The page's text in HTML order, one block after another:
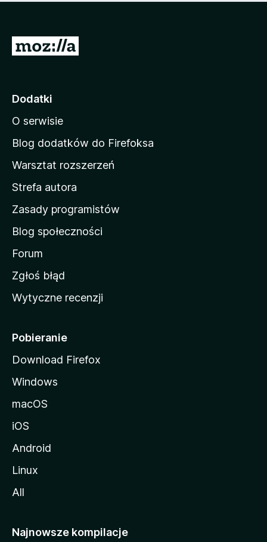
S
o
a
d
m
o
w
M
o
z
l
i
Dodatki
O serwisie
Blog dodatków do Firefoksa
Warsztat rozszerzeń
Strefa autora
Zasady programistów
Blog społeczności
Forum
Zgłoś błąd
Wytyczne recenzji
Pobieranie
Download Firefox
Windows
macOS
iOS
Android
Linux
All
Najnowsze kompilacje